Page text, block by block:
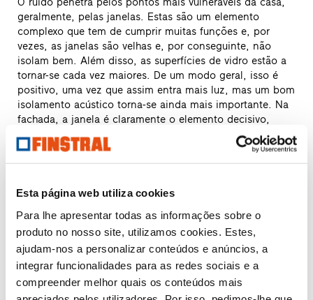
Esta página web utiliza cookies
Para lhe apresentar todas as informações sobre o
produto no nosso site, utilizamos cookies. Estes,
ajudam-nos a personalizar conteúdos e anúncios, a
integrar funcionalidades para as redes sociais e a
compreender melhor quais os conteúdos mais
geralmente, pelas janelas. Estas são um elemento
complexo que tem de cumprir muitas funções e, por
vezes, as janelas são velhas e, por conseguinte, não
isolam bem. Além disso, as superfícies de vidro estão a
tornar-se cada vez maiores. De um modo geral, isso é
positivo, uma vez que assim entra mais luz, mas um bom
isolamento acústico torna-se ainda mais importante. Na
fachada, a janela é claramente o elemento decisivo,
mesmo no que diz respeito ao isolamento acústico.
O que é que o cliente deve ter em conta na escolha das
A qualidade de uma janela depende da combinação
maioria das pessoas apenas presta atenção ao índice de
isolamento acústico do vidro. Isso é um erro crasso, pois
a forma dos perfis e a execução da montagem
influenciam decisivamente o isolamento acústico. Por
isso, temos de considerar sempre todos os aspetos:
vidro, aro e situação de montagem, sem esquecer a